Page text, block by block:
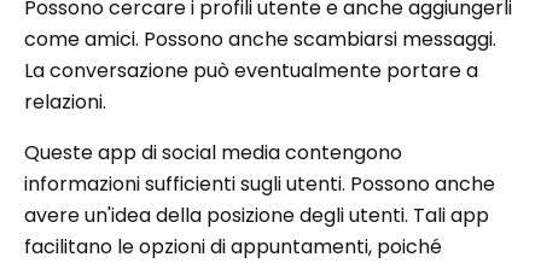
Possono cercare i profili utente e anche aggiungerli
come amici. Possono anche scambiarsi messaggi.
La conversazione può eventualmente portare a
relazioni.
Queste app di social media contengono
informazioni sufficienti sugli utenti. Possono anche
avere un'idea della posizione degli utenti. Tali app
facilitano le opzioni di appuntamenti, poiché